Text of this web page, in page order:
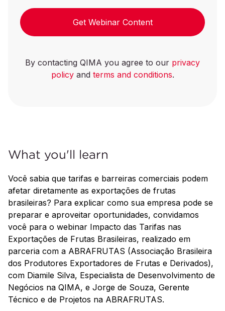
Get Webinar Content
By contacting QIMA you agree to our privacy
policyand terms and conditions.
What you'll learn
Você sabia que tarifas e barreiras comerciais podem
afetar diretamente as exportações de frutas
brasileiras? Para explicar como sua empresa pode se
preparar e aproveitar oportunidades, convidamos
você para o webinar Impacto das Tarifas nas
Exportações de Frutas Brasileiras, realizado em
parceria com a ABRAFRUTAS (Associação Brasileira
dos Produtores Exportadores de Frutas e Derivados),
com Diamile Silva, Especialista de Desenvolvimento de
Negócios na QIMA, e Jorge de Souza, Gerente
Técnico e de Projetos na ABRAFRUTAS.